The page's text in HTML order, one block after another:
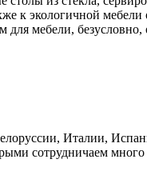
экологичной мебели
мебели,
Италии,
сотрудничаем много